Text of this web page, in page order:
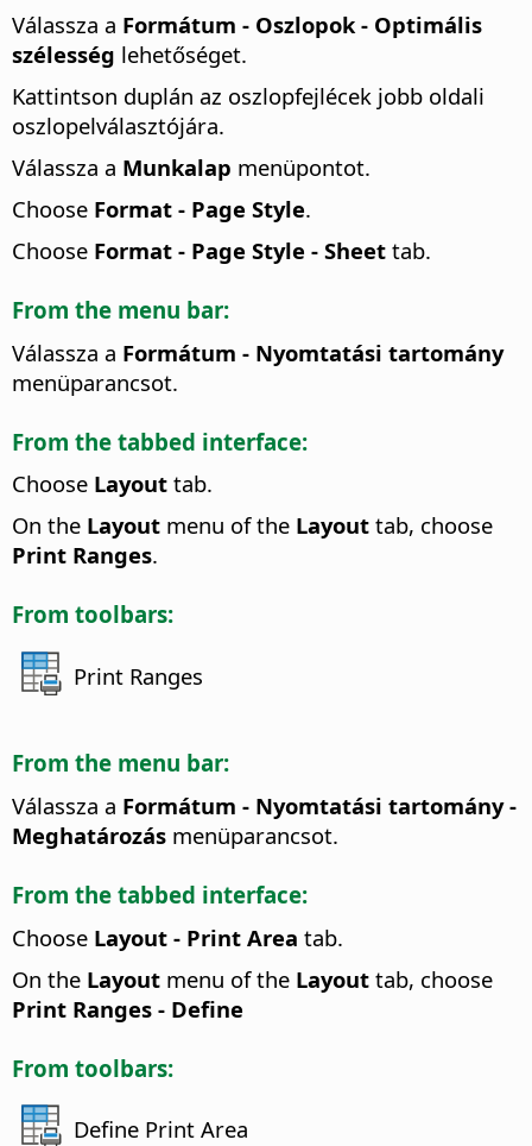
Válassza a Formátum - Oszlopok - Optimális
szélesség lehetőséget.
Kattintson duplán az oszlopfejlécek jobb oldali
oszlopelválasztójára.
Válassza a Munkalap menüpontot.
Choose Format - Page Style.
Choose Format - Page Style - Sheet tab.
From the menu bar:
Válassza a Formátum - Nyomtatási tartomány
menüparancsot.
From the tabbed interface:
Choose Layout tab.
On the Layout menu of the Layout tab, choose
Print Ranges.
From toolbars:
Print Ranges
From the menu bar:
Válassza a Formátum - Nyomtatási tartomány -
Meghatározás menüparancsot.
From the tabbed interface:
Choose Layout - Print Area tab.
On the Layout menu of the Layout tab, choose
Print Ranges - Define
From toolbars:
Define Print Area